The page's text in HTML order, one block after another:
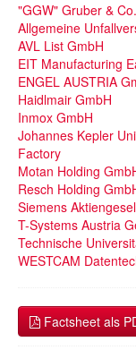
"GGW" Gruber &
Allgemeine
AVL List GmbH
EIT Manufacturing
ENGEL AUSTRIA
Haidlmair GmbH
Inmox GmbH
Johannes Kepler
Factory
Motan Holding
Resch Holding
Siemens
T-Systems Austria
Technische
WESTCAM
Factsheet als